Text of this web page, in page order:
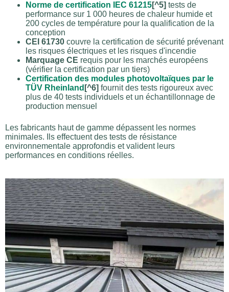
Norme de certification IEC 61215[^5] tests de
performance sur 1 000 heures de chaleur humide et
200 cycles de température pour la qualification de la
conception
CEI 61730 couvre la certification de sécurité prévenant
les risques électriques et les risques d'incendie
Marquage CE requis pour les marchés européens
(vérifier la certification par un tiers)
Certification des modules photovoltaïques par le
TÜV Rheinland [^6] fournit des tests rigoureux avec
plus de 40 tests individuels et un échantillonnage de
production mensuel
Les fabricants haut de gamme dépassent les normes
minimales. Ils effectuent des tests de résistance
environnementale approfondis et valident leurs
performances en conditions réelles.